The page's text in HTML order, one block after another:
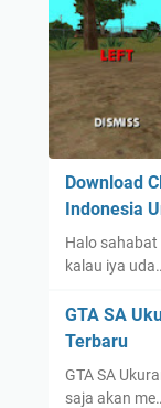
Download
Indonesia
Halo sahabat
kalau iya
GTA SA
Terbaru
GTA SA
saja akan